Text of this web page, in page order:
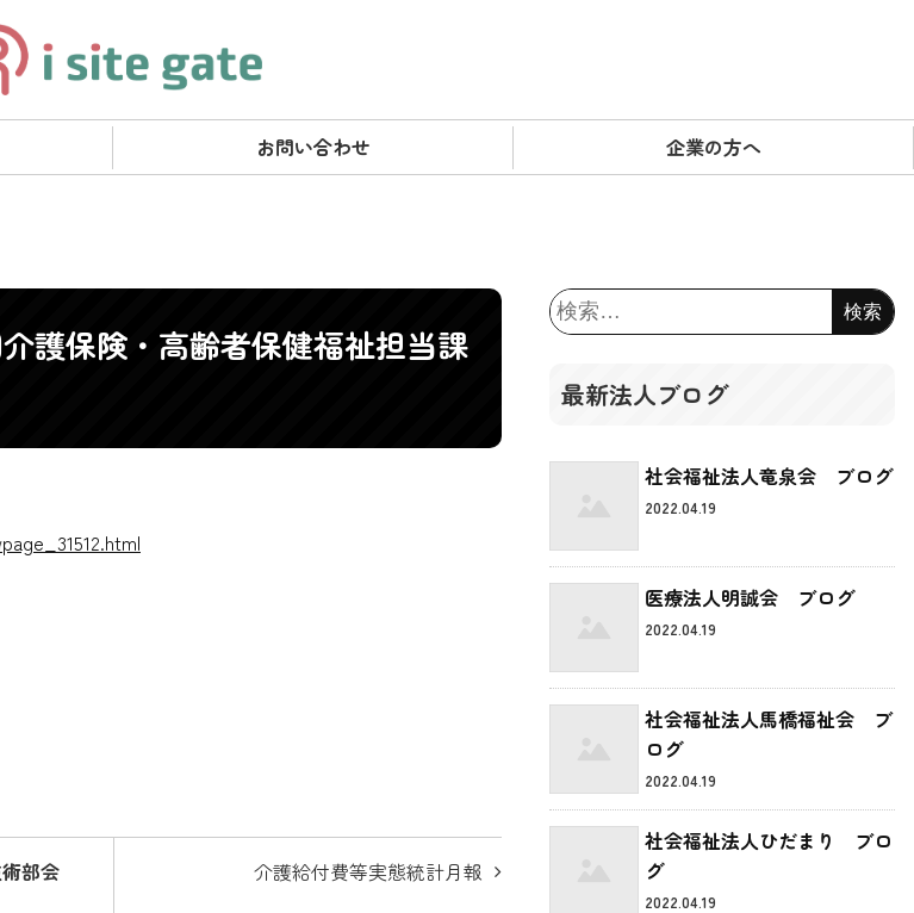
お問い合わせ 企業の方へ
護保険・高齢者保健福祉担当課
介護給付費等実態統計月報
術部会
検
索:
最新法人ブログ
社会福祉法人竜泉会 ブログ
2022.04.19
医療法人明誠会 ブログ
2022.04.19
社会福祉法人馬橋福祉会 ブ
ログ
2022.04.19
社会福祉法人ひだまり ブロ
グ
2022.04.19